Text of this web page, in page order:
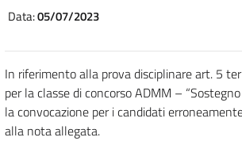
Data:05/07/2023
In riferimento alla prova disciplinare art. 5
per la classe di concorso ADMM –
la convocazione per i candidati
alla nota allegata.